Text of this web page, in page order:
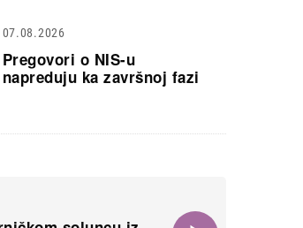
07.08.2026
Pregovori o NIS-u
napreduju ka završnoj fazi